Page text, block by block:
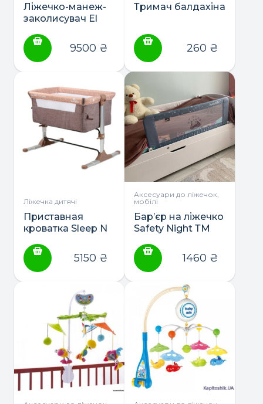
Ліжечко-манеж-
заколисувач El
1125-G
9500 ₴
Тримач балдахіна
260 ₴
Ліжечка дитячі
Приставная
кроватка Sleep N
5150 ₴
Аксесуари до ліжечок,
мобілі
Бар’єр на ліжечко
Safety Night ТМ
1460 ₴